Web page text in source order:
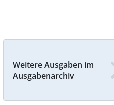
Weitere Ausgaben im
Ausgabenarchiv